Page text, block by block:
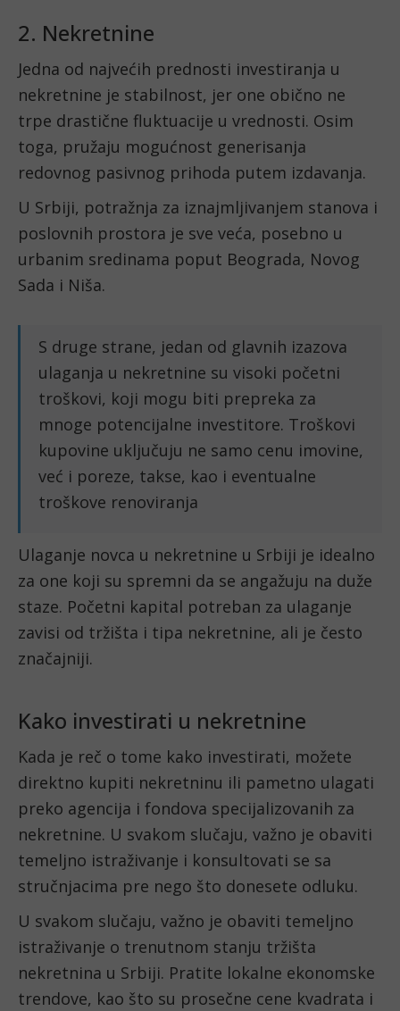
2. Nekretnine
Jedna od najvećih prednosti investiranja u
nekretnine je stabilnost, jer one obično ne
trpe drastične fluktuacije u vrednosti. Osim
toga, pružaju mogućnost generisanja
redovnog pasivnog prihoda putem izdavanja.
U Srbiji, potražnja za iznajmljivanjem stanova i
poslovnih prostora je sve veća, posebno u
urbanim sredinama poput Beograda, Novog
Sada i Niša.
S druge strane, jedan od glavnih izazova
ulaganja u nekretnine su visoki početni
troškovi, koji mogu biti prepreka za
mnoge potencijalne investitore. Troškovi
kupovine uključuju ne samo cenu imovine,
već i poreze, takse, kao i eventualne
troškove renoviranja
Ulaganje novca u nekretnine u Srbiji je idealno
za one koji su spremni da se angažuju na duže
staze. Početni kapital potreban za ulaganje
zavisi od tržišta i tipa nekretnine, ali je često
značajniji.
Kako investirati u nekretnine
Kada je reč o tome kako investirati, možete
direktno kupiti nekretninu ili pametno ulagati
preko agencija i fondova specijalizovanih za
nekretnine. U svakom slučaju, važno je obaviti
temeljno istraživanje i konsultovati se sa
stručnjacima pre nego što donesete odluku.
U svakom slučaju, važno je obaviti temeljno
istraživanje o trenutnom stanju tržišta
nekretnina u Srbiji. Pratite lokalne ekonomske
trendove, kao što su prosečne cene kvadrata i